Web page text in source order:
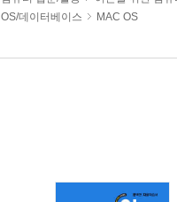
OS/데이터베이스 MAC OS